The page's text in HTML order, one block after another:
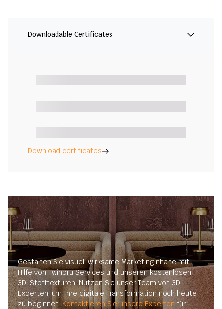
Downloadable Certificates
Download certificates
Gestalten Sie visuell wirksame Marketinginhalte mit
Hilfe von Twinbru Services und unseren kostenlosen
3D-Stofftexturen. Nutzen Sie unser Team von 3D-
Experten, um Ihre digitale Transformation noch heute
zu beginnen.Kontaktieren Sie unsere Expertenfür